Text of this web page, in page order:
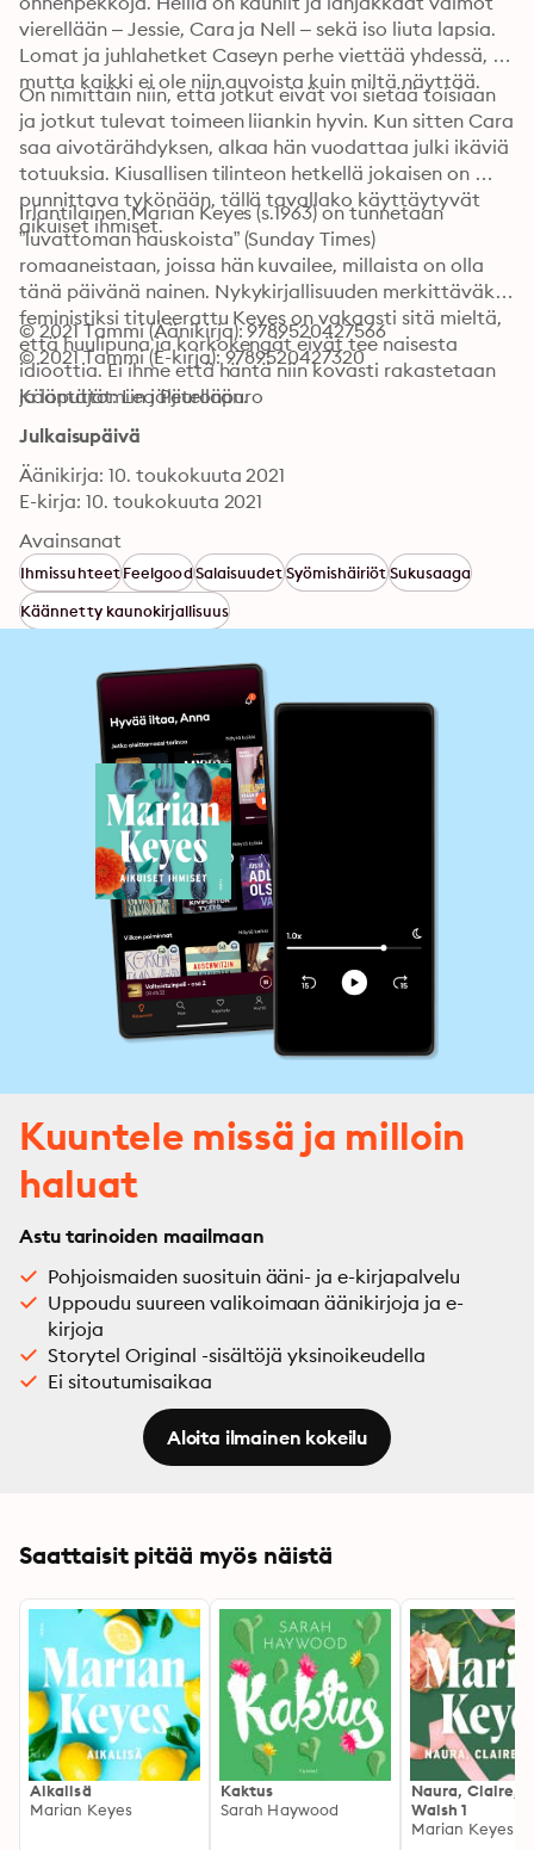
vierellään – Jessie, Cara ja Nell – sekä iso liuta lapsia.
Lomat ja juhlahetket Caseyn perhe viettää yhdessä,
mutta kaikki ei ole niin auvoista kuin miltä näyttää.
On nimittäin niin, että jotkut eivät voi sietää toisiaan
ja jotkut tulevat toimeen liiankin hyvin. Kun sitten Cara
saa aivotärähdyksen, alkaa hän vuodattaa julki ikäviä
totuuksia. Kiusallisen tilinteon hetkellä jokaisen on
punnittava tykönään, tällä tavallako käyttäytyvät
aikuiset ihmiset.
Irlantilainen Marian Keyes (s.1963) on tunnetaan
”luvattoman hauskoista” (Sunday Times)
romaaneistaan, joissa hän kuvailee, millaista on olla
tänä päivänä nainen. Nykykirjallisuuden merkittäväksi
feministiksi tituleerattu Keyes on vakaasti sitä mieltä,
että huulipuna ja korkokengät eivät tee naisesta
idioottia. Ei ihme että häntä niin kovasti rakastetaan
ja loputtomiin jäljitellään.
© 2021 Tammi (Äänikirja): 9789520427566
© 2021 Tammi (E-kirja): 9789520427320
Kääntäjät: Lea Peuronpuro
Julkaisupäivä
Äänikirja: 10. toukokuuta 2021
E-kirja: 10. toukokuuta 2021
Avainsanat
IhmissuhteetFeelgoodSalaisuudetSyömishäiriötSukusaaga
Käännetty kaunokirjallisuus
Kuuntele missä ja milloin
haluat
Astu tarinoiden maailmaan
Pohjoismaiden suosituin ääni- ja e-kirjapalvelu
Uppoudu suureen valikoimaan äänikirjoja ja e-
kirjoja
Storytel Original -sisältöjä yksinoikeudella
Ei sitoutumisaikaa
Aloita ilmainen kokeilu
Saattaisit pitää myös näistä
Aikalisä
Marian Keyes
Kaktus
Sarah Haywood
Naura, Claire,
Walsh 1
Marian Keyes